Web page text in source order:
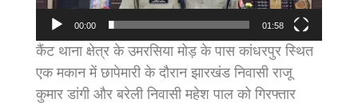
00:00 01:58
कैंट थाना क्षेत्र के उमरसिया मोड़ के पास कांधरपुर स्थित
एक मकान में छापेमारी के दौरान झारखंड निवासी राजू
कुमार डांगी और बरेली निवासी महेश पाल को गिरफ्तार